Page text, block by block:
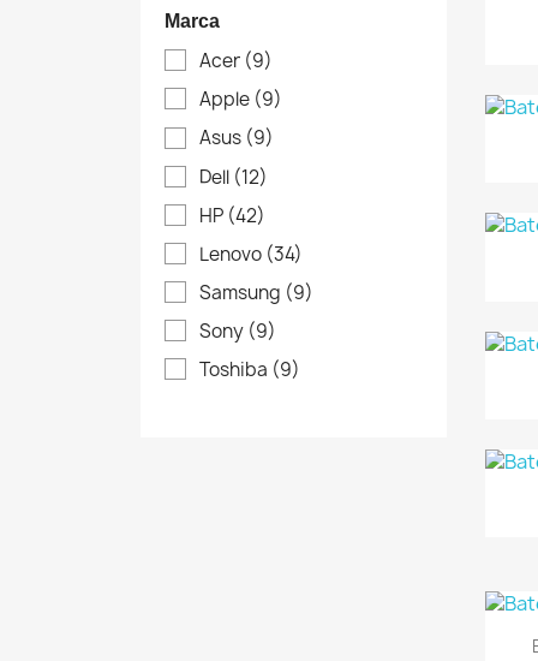
Marca
Acer (9)
Apple (9)
Asus (9)
Dell (12)
HP (42)
Lenovo (34)
Samsung (9)
Sony (9)
Toshiba (9)